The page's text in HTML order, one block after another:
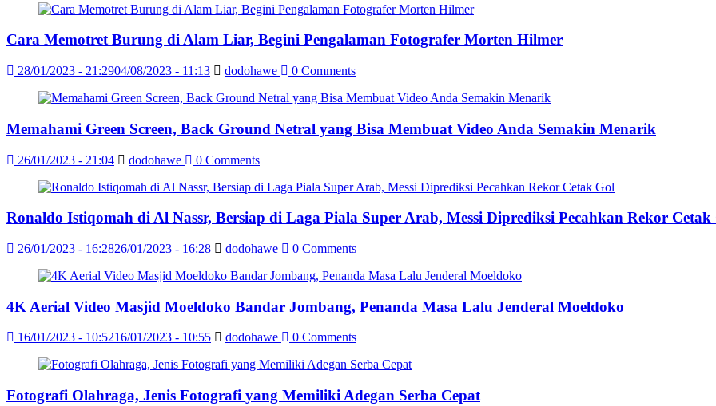
Cara Memotret Burung di Alam Liar, Begini Pengalaman Fotografer Morten Hilmer
28/01/2023 - 21:2904/08/2023 - 11:13 dodohawe 0 Comments
Memahami Green Screen, Back Ground Netral yang Bisa Membuat Video Anda Semakin Menarik
26/01/2023 - 21:04 dodohawe 0 Comments
Ronaldo Istiqomah di Al Nassr, Bersiap di Laga Piala Super Arab, Messi Diprediksi Pecahkan Rekor Cetak
26/01/2023 - 16:2826/01/2023 - 16:28 dodohawe 0 Comments
4K Aerial Video Masjid Moeldoko Bandar Jombang, Penanda Masa Lalu Jenderal Moeldoko
16/01/2023 - 10:5216/01/2023 - 10:55 dodohawe 0 Comments
Fotografi Olahraga, Jenis Fotografi yang Memiliki Adegan Serba Cepat